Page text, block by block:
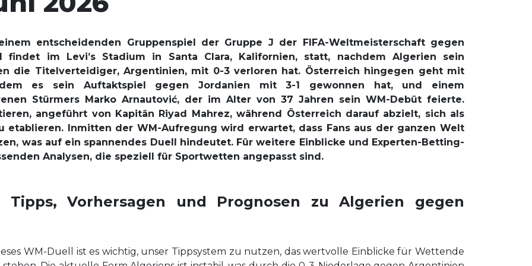
entscheidenden Gruppenspiel der Gruppe J der FIFA-Weltmeisterschaft gegen
im Levi’s Stadium in Santa Clara, Kalifornien, statt, nachdem Algerien sein
die Titelverteidiger, Argentinien, mit 0-3 verloren hat. Österreich hingegen geht mit
es sein Auftaktspiel gegen Jordanien mit 3-1 gewonnen hat, und einem
Stürmers Marko Arnautović, der im Alter von 37 Jahren sein WM-Debüt feierte.
angeführt von Kapitän Riyad Mahrez, während Österreich darauf abzielt, sich als
etablieren. Inmitten der WM-Aufregung wird erwartet, dass Fans aus der ganzen Welt
was auf ein spannendes Duell hindeutet. Für weitere Einblicke und Experten-Betting-
Analysen, die speziell für Sportwetten angepasst sind.
Tipps, Vorhersagen und Prognosen zu Algerien gegen
WM-Duell ist es wichtig, unser Tippsystem zu nutzen, das wertvolle Einblicke für Wettende